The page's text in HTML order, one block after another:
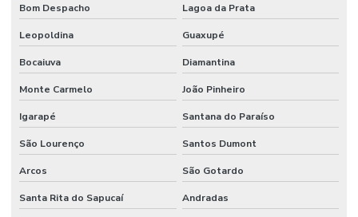
Bom Despacho Lagoa da Prata
Leopoldina Guaxupé
Bocaiuva Diamantina
Monte Carmelo João Pinheiro
Igarapé Santana do Paraíso
São Lourenço Santos Dumont
Arcos São Gotardo
Santa Rita do Sapucaí Andradas